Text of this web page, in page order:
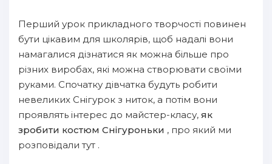
Перший урок прикладного творчості повинен
бути цікавим для школярів, щоб надалі вони
намагалися дізнатися як можна більше про
різних виробах, які можна створювати своїми
руками. Спочатку дівчатка будуть робити
невеликих Снігурок з ниток, а потім вони
проявлять інтерес до майстер-класу, як
зробити костюм Снігуроньки , про який ми
розповідали тут .